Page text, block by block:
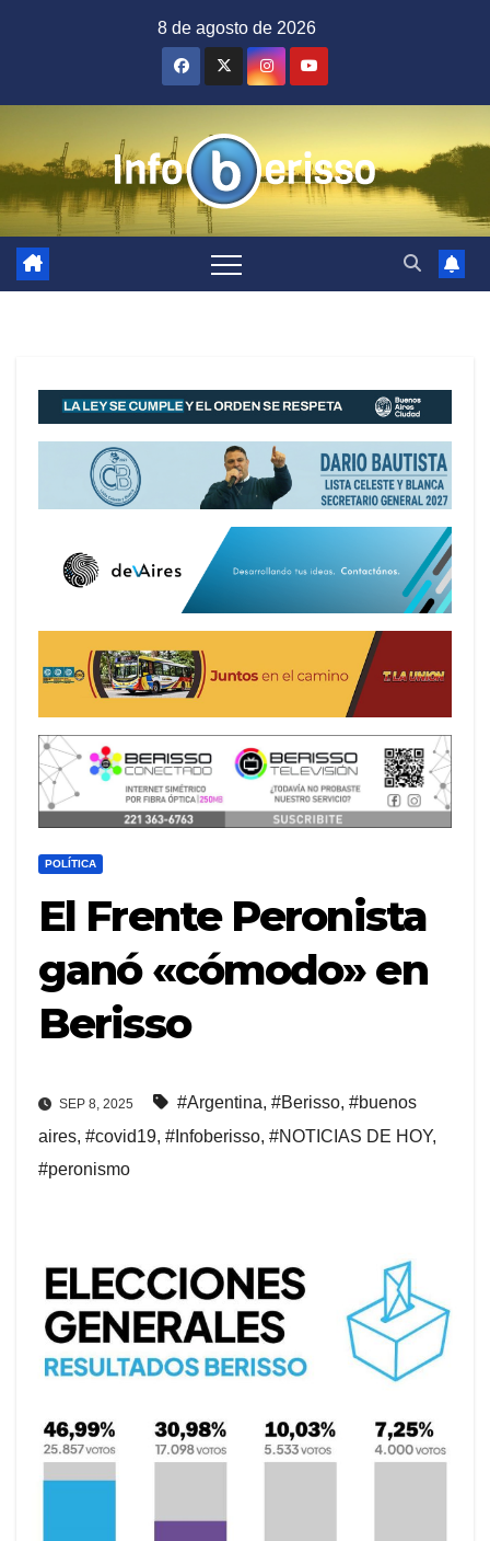
8 de agosto de 2026
POLÍTICA
El Frente Peronista
ganó «cómodo» en
Berisso
SEP 8, 2025 #Argentina, #Berisso, #buenos
aires, #covid19, #Infoberisso, #NOTICIAS DE HOY,
#peronismo